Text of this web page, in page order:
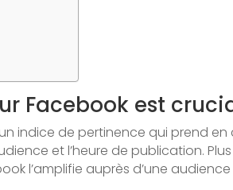
Facebook est
indice de pertinence qui prend
et l’heure de publication.
l’amplifie auprès d’une